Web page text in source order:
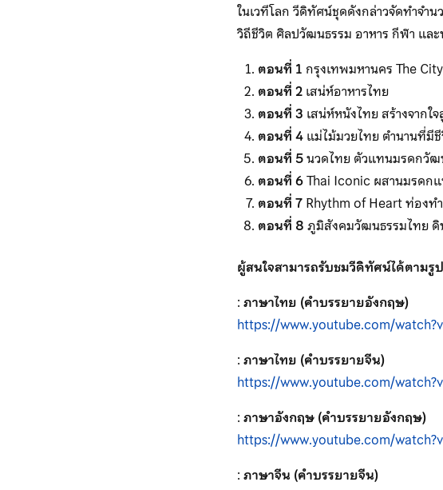
ในเวทีโลก วีดิทัศน์ชุดดังกล่าวจัดทำจำน
วิถีชีวิต ศิลปวัฒนธรรม อาหาร กีฬา แล
ตอนที่ 1 กรุงเทพมหานคร The
ตอนที่2เสน่ห์อาหารไทย
ตอนที่3 เสน่ห์หนังไทย สร้างจากใ
ตอนที่4แม่ไม้มวยไทย ตำนานที่มี
ตอนที่ 5นวดไทย ตัวแทนมรดกวัฒ
ตอนที่6Thai Iconic ผสานมรดกแ
ตอนที่7Rhythm of Heart ท่องท
ตอนที่ 8ภูมิสังคมวัฒนธรรมไทย
ผู้สนใจสามารถรับชมวีดิทัศน์ได้ตาม
:ภาษาไทย (คำบรรยายอังกฤษ)
https://www.youtube.com/
:ภาษาไทย (คำบรรยายจีน)
https://www.youtube.com/
:ภาษาอังกฤษ (คำบรรยายอังกฤษ)
https://www.youtube.com/
:ภาษาจีน (คำบรรยายจีน)